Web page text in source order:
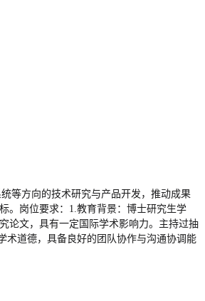
等方向的技术研究与产品开发，推动成果
。岗位要求：1.教育背景：博士研究生学
论文，具有一定国际学术影响力。主持过抽
术道德，具备良好的团队协作与沟通协调能